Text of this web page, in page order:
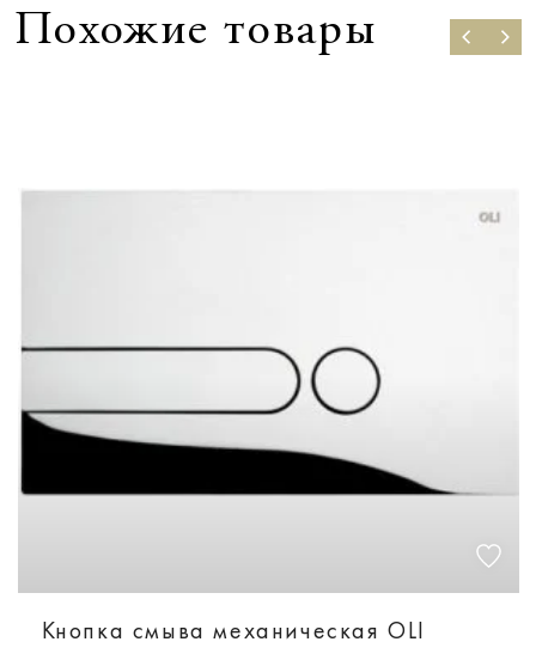
Похожие товары
Кнопка смыва механическая OLI